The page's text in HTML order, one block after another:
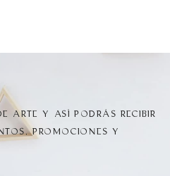
ARTE Y ASÍ PODRÁS RECIBIR
PROMOCIONES Y